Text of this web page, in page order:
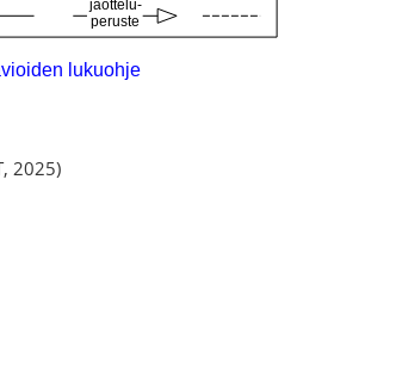
2025)